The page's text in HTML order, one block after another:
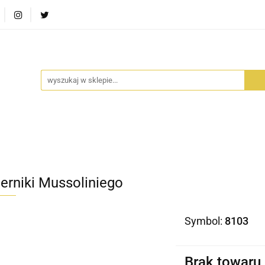
SZUFLADA
Mussoliniego
Symbol: 8103